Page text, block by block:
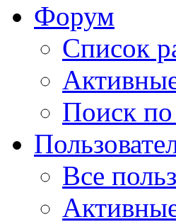
Форум
Список
Поиск
Все